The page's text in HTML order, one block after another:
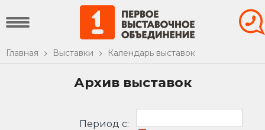
Главная Выставки Календарь выставок
Архив выставок
Период c: